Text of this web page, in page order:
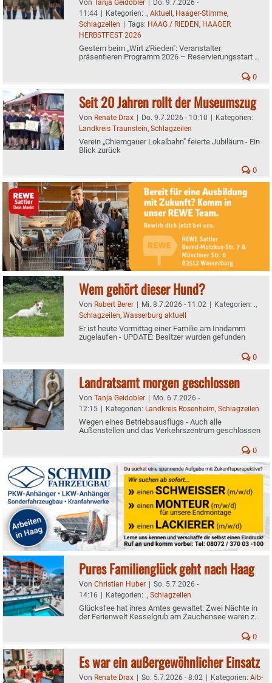
Von Tanja Geidobler
Do. 9.7.2026 -
11:44 | Kategorien: ., Aktuell, Haager-Stimme,
Schlagzeilen | Tags: HAAG / RIEDEN, HAAGER
HERBSTFEST 2026
Gestern beim „Wirt z'Rieden": Veranstalter
präsentieren Programm 2026 – Reservierungsstart ab
0
Seit 20 Jahren rollt der Museumszug
Von Renate Drax | Do. 9.7.2026 - 10:10 | Kategorien:
Landkreis Traunstein, Schlagzeilen
Verein „Chiemgauer Lokalbahn" feierte Jubiläum - Ein
Blick zurück
0
Wem gehört dieser Hund?
Von Robert Berer | Mi. 8.7.2026 - 11:02 | Kategorien: .,
Schlagzeilen, Wasserburg aktuell
Er ist heute Vormittag einer Familie am Inndamm
zugelaufen - UPDATE: Besitzer wurden gefunden
0
Landratsamt morgen geschlossen
Von Tanja Geidobler | Mo. 6.7.2026 -
12:15 | Kategorien: Landkreis Rosenheim, Schlagzeilen
Wegen eines Betriebsausflugs - Auch alle
Außenstellen und das Verkehrszentrum geschlossen
0
Pures Familienglück geht nach Haag
Von Christian Huber
So. 5.7.2026 -
14:16
Kategorien: ., Schlagzeilen
Glücksfee hat ihres Amtes gewaltet: Zwei Nächte in
der Ferienwelt Kesselgrub am Zauchensee waren zu
0
Es war ein außergewöhnlicher Einsatz
Von Renate Drax So. 5.7.2026 - 8:02 Kategorien: Aib-